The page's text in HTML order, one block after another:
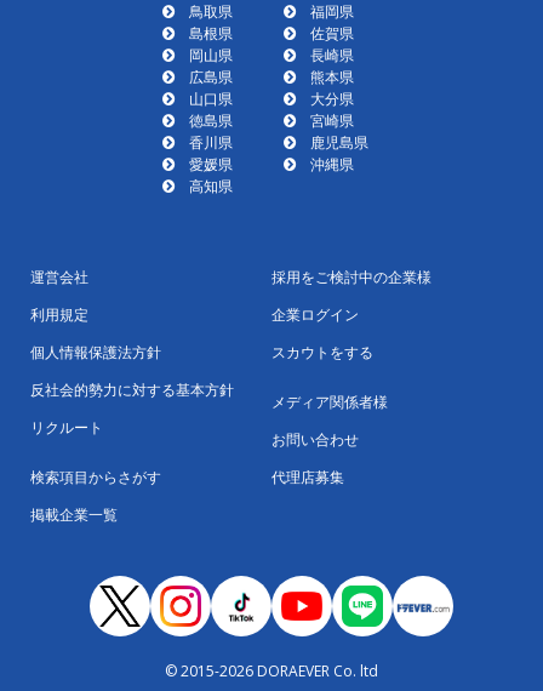
鳥取県
島根県
岡山県
広島県
山口県
徳島県
香川県
愛媛県
高知県
福岡県
佐賀県
長崎県
熊本県
大分県
宮崎県
鹿児島県
沖縄県
運営会社
利用規定
個人情報保護法方針
反社会的勢力に対する基本方針
リクルート
検索項目からさがす
掲載企業一覧
採用をご検討中の企業様
企業ログイン
スカウトをする
メディア関係者様
お問い合わせ
代理店募集
© 2015-2026 DORAEVER Co. ltd